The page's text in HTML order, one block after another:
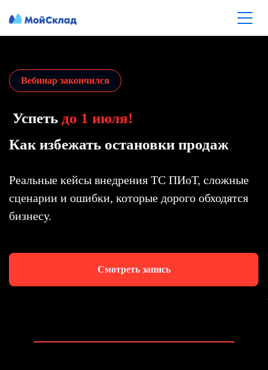
Вебинар закончился
Успеть до 1 июля!
Как избежать остановки продаж
Реальные кейсы внедрения ТС ПИоТ, сложные
сценарии и ошибки, которые дорого обходятся
бизнесу.
Смотреть запись